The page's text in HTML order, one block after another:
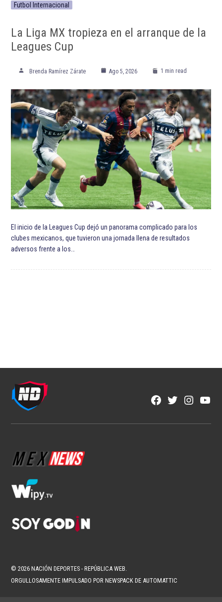
Futbol Internacional
La Liga MX tropieza en el arranque de la
Leagues Cup
Brenda Ramírez Zárate Ago 5, 2026 1 min read
El inicio de la Leagues Cup dejó un panorama complicado para los
clubes mexicanos, que tuvieron una jornada llena de resultados
adversos frente a los…
Facebook
Twitter
© 2026 NACIÓN DEPORTES - REPÚBLICA WEB.
ORGULLOSAMENTE IMPULSADO POR NEWSPACK DE AUTOMATTIC